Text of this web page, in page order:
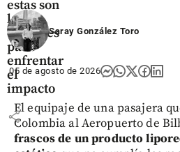
estas son
las
opciones
para
enfrentar
el
impacto
share
Saray González Toro
05 de agosto de 2026
El equipaje de una pasajera
Colombia al Aeropuerto de
frascos de un producto